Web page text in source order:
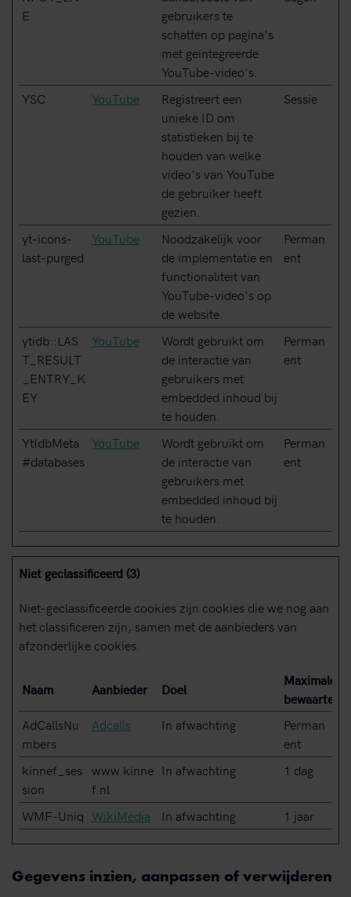
E
gebruikers te
schatten op pagina's
met geïntegreerde
YouTube-video's.
YSC YouTube
Registreert een
unieke ID om
statistieken bij te
houden van welke
video's van YouTube
de gebruiker heeft
gezien.
Sessie
yt-icons-
last-purged
YouTube
Noodzakelijk voor
de implementatie en
functionaliteit van
YouTube-video's op
de website.
Perman
ent
ytidb::LAS
T_RESULT
_ENTRY_K
EY
YouTube
Wordt gebruikt om
de interactie van
gebruikers met
embedded inhoud bij
te houden.
Perman
ent
YtIdbMeta
#databases
YouTube
Wordt gebruikt om
de interactie van
gebruikers met
embedded inhoud bij
te houden.
Perman
ent
Niet geclassificeerd (3)
Niet-geclassificeerde cookies zijn cookies die we nog aan
het classificeren zijn, samen met de aanbieders van
afzonderlijke cookies.
Naam Aanbieder Doel
Maximale
AdCallsNu
mbers
Adcalls In afwachting
Perman
ent
kinnef_ses
sion
www.kinne
f.nl
In afwachting 1 dag
WMF-Uniq WikiMedia In afwachting 1 jaar
Gegevens inzien, aanpassen of verwijderen